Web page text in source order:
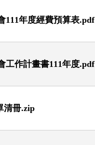
111年度經費預算表.pdf
工作計畫書111年度.pdf
清冊.zip